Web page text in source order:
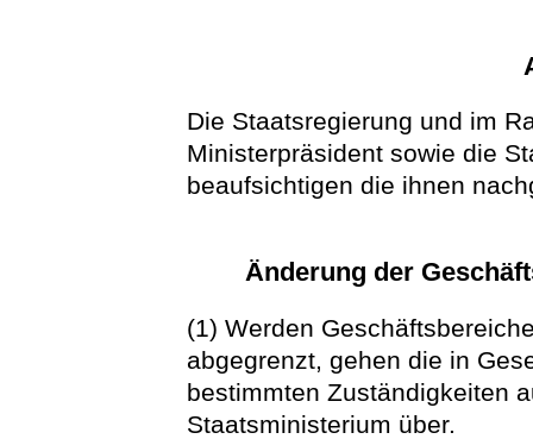
Die Staatsregierung und im
Ministerpräsident sowie die
beaufsichtigen die ihnen
Änderung der
(1) Werden
abgegrenzt, gehen die in
bestimmten Zuständigkeiten
Staatsministerium über.